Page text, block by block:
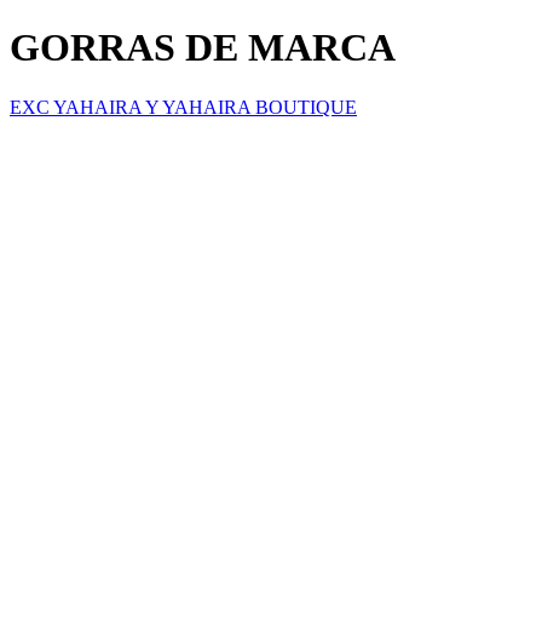
GORRAS DE MARCA
EXC YAHAIRA Y YAHAIRA BOUTIQUE